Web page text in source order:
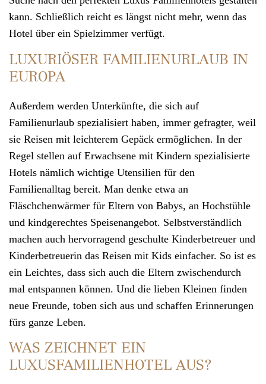
Zürich +41 (0)44 2 2 71 27 1
Mo. - Fr. 08:00 - 19:00 Uhr
kann. Schließlich reicht es längst nicht mehr, wenn das
Hotel über ein Spielzimmer verfügt.
LUXURIÖSER FAMILIENURLAUB IN
EUROPA
Außerdem werden Unterkünfte, die sich auf
Familienurlaub spezialisiert haben, immer gefragter, weil
sie Reisen mit leichterem Gepäck ermöglichen. In der
Regel stellen auf Erwachsene mit Kindern spezialisierte
Hotels nämlich wichtige Utensilien für den
Familienalltag bereit. Man denke etwa an
Fläschchenwärmer für Eltern von Babys, an Hochstühle
und kindgerechtes Speisenangebot. Selbstverständlich
machen auch hervorragend geschulte Kinderbetreuer und
Kinderbetreuerin das Reisen mit Kids einfacher. So ist es
ein Leichtes, dass sich auch die Eltern zwischendurch
mal entspannen können. Und die lieben Kleinen finden
neue Freunde, toben sich aus und schaffen Erinnerungen
fürs ganze Leben.
WAS ZEICHNET EIN
LUXUSFAMILIENHOTEL AUS?